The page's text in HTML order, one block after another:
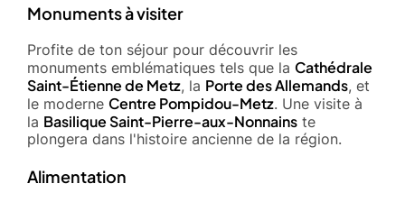
Monuments à visiter
Profite de ton séjour pour découvrir les
monuments emblématiques tels que la Cathédrale
Saint-Étienne de Metz, la Porte des Allemands, et
le moderne Centre Pompidou-Metz. Une visite à
la Basilique Saint-Pierre-aux-Nonnains te
plongera dans l'histoire ancienne de la région.
Alimentation